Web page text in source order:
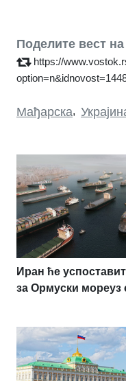
Поделите вест
https://
Мађарска,
Иран ће
за Ормуски